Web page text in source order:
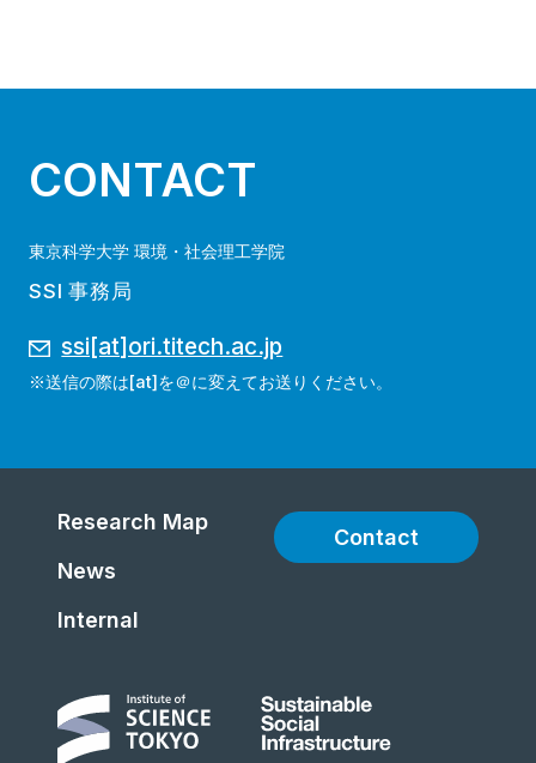
CONTACT
東京科学大学 環境・社会理工学院
SSI 事務局
ssi[at]ori.titech.ac.jp
※送信の際は[at]を＠に変えてお送りください。
Research Map
News
Internal
Contact